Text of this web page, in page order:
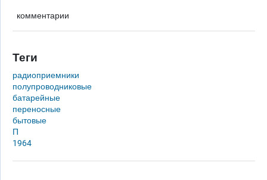
комментарии
Теги
радиоприемники
полупроводниковые
батарейные
переносные
бытовые
П
1964